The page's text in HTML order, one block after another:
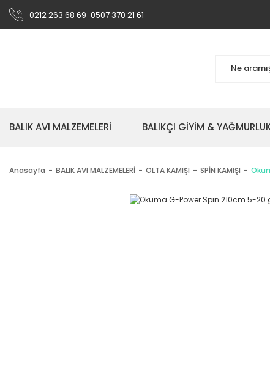
0212 263 68 69-0507 370 21 61
BALIK AVI MALZEMELERİ BALIKÇI GİYİM &
Anasayfa BALIK AVI MALZEMELERİ OLTA KAMIŞI SPİN KAMIŞI